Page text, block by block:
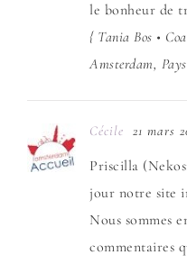
le bonheur de
{ Tania Bos •
Amsterdam,
Cécile 21 mars
Priscilla
jour notre site
Nous sommes
commentaires